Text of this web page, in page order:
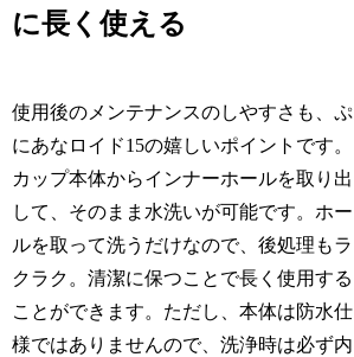
に長く使える
使用後のメンテナンスのしやすさも、ぷ
にあなロイド15の嬉しいポイントです。
カップ本体からインナーホールを取り出
して、そのまま水洗いが可能です。ホー
ルを取って洗うだけなので、後処理もラ
クラク。清潔に保つことで長く使用する
ことができます。ただし、本体は防水仕
様ではありませんので、洗浄時は必ず内